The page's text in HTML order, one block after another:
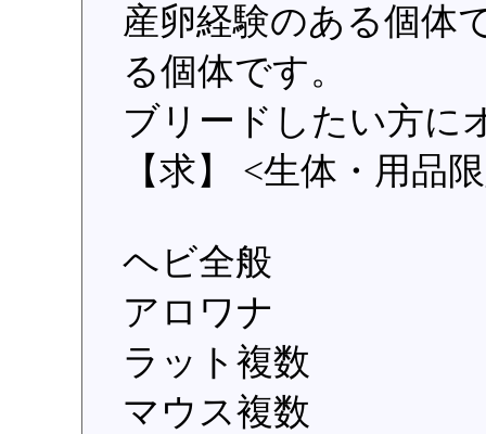
産卵経験のある個体
る個体です。
ブリードしたい方に
【求】 <生体・用品
ヘビ全般
アロワナ
ラット複数
マウス複数